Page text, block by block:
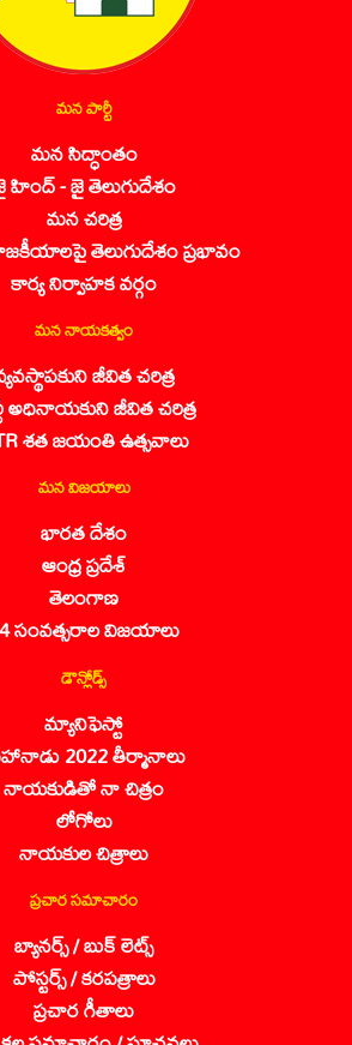
మన పార్టీ
మన సిద్ధాంతం
హింద్ - జై తెలుగుదేశం
మన చరిత్ర
తెలుగుదేశం ప్రభావం
కార్య నిర్వాహక వర్గం
మన నాయకత్వం
జీవిత చరిత్ర
అధినాయకుని జీవిత చరిత్ర
శత జయంతి ఉత్సవాలు
మన విజయాలు
భారత దేశం
ఆంధ్ర ప్రదేశ్
తెలంగాణ
సంవత్సరాల విజయాలు
డౌన్లోడ్స్
మ్యానిఫెస్టో
2022 తీర్మానాలు
నాయకుడితో నా చిత్రం
లోగోలు
నాయకుల చిత్రాలు
ప్రచార సమాచారం
బ్యానర్స్ / బుక్ లెట్స్
పోస్టర్స్ / కరపత్రాలు
ప్రచార గీతాలు